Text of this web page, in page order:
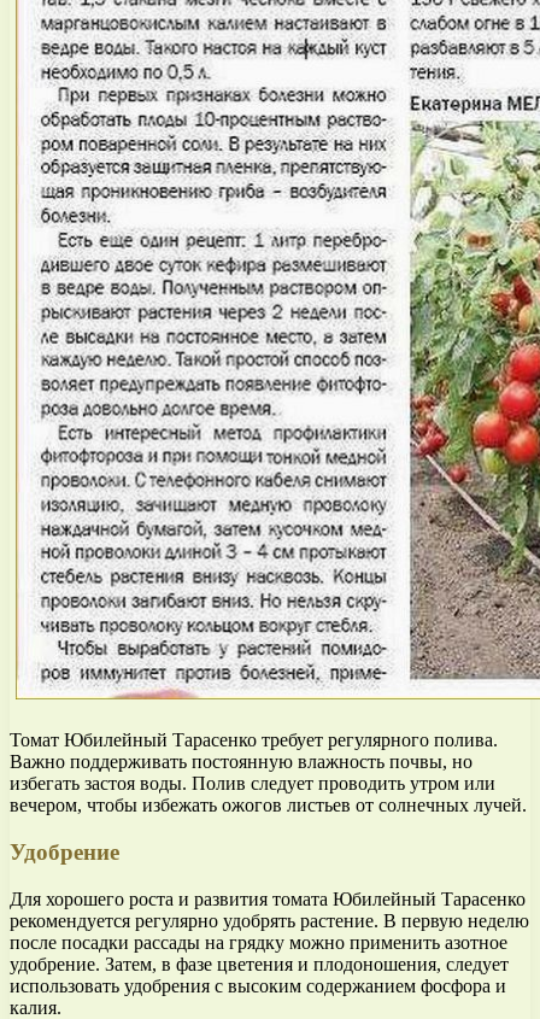
Томат Юбилейный Тарасенко требует регулярного полива.
Важно поддерживать постоянную влажность почвы, но
избегать застоя воды. Полив следует проводить утром или
вечером, чтобы избежать ожогов листьев от солнечных лучей.
Удобрение
Для хорошего роста и развития томата Юбилейный Тарасенко
рекомендуется регулярно удобрять растение. В первую неделю
после посадки рассады на грядку можно применить азотное
удобрение. Затем, в фазе цветения и плодоношения, следует
использовать удобрения с высоким содержанием фосфора и
калия.